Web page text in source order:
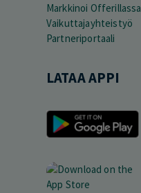
Markkinoi Offerillassa
Vaikuttajayhteistyö
Partneriportaali
LATAA APPI